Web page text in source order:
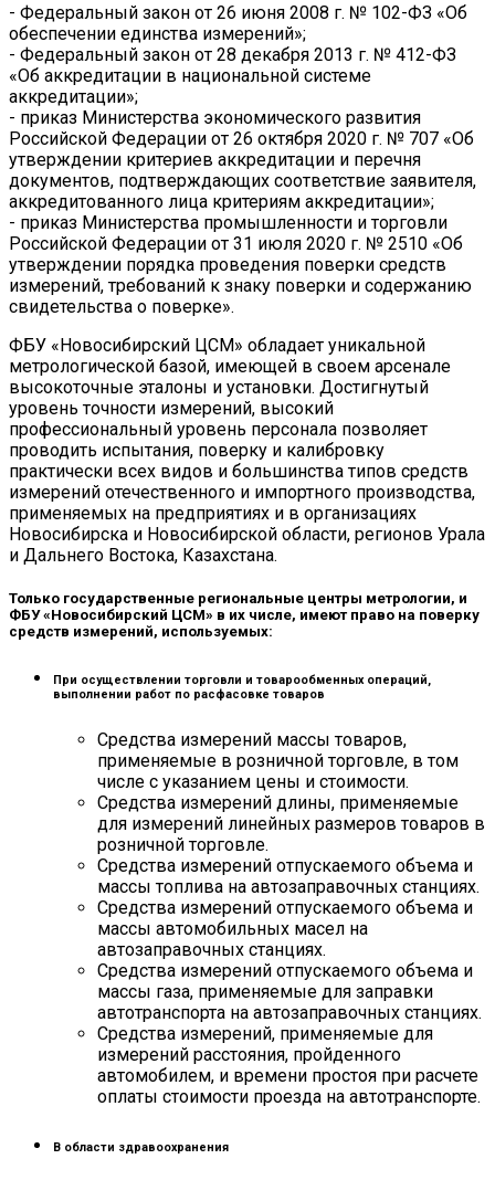
- Федеральный закон от 26 июня 2008 г. № 102-ФЗ «Об
обеспечении единства измерений»;
- Федеральный закон от 28 декабря 2013 г. № 412-ФЗ
«Об аккредитации в национальной системе
аккредитации»;
- приказ Министерства экономического развития
Российской Федерации от 26 октября 2020 г. № 707 «Об
утверждении критериев аккредитации и перечня
документов, подтверждающих соответствие заявителя,
аккредитованного лица критериям аккредитации»;
- приказ Министерства промышленности и торговли
Российской Федерации от 31 июля 2020 г. № 2510 «Об
утверждении порядка проведения поверки средств
измерений, требований к знаку поверки и содержанию
свидетельства о поверке».
ФБУ «Новосибирский ЦСМ» обладает уникальной
метрологической базой, имеющей в своем арсенале
высокоточные эталоны и установки. Достигнутый
уровень точности измерений, высокий
профессиональный уровень персонала позволяет
проводить испытания, поверку и калибровку
практически всех видов и большинства типов средств
измерений отечественного и импортного производства,
применяемых на предприятиях и в организациях
Новосибирска и Новосибирской области, регионов Урала
и Дальнего Востока, Казахстана.
Только государственные региональные центры метрологии, и
ФБУ «Новосибирский ЦСМ» в их числе, имеют право на поверку
средств измерений, используемых:
При осуществлении торговли и товарообменных операций,
выполнении работ по расфасовке товаров
Средства измерений массы товаров,
применяемые в розничной торговле, в том
числе с указанием цены и стоимости.
Средства измерений длины, применяемые
для измерений линейных размеров товаров в
розничной торговле.
Средства измерений отпускаемого объема и
массы топлива на автозаправочных станциях.
Средства измерений отпускаемого объема и
массы автомобильных масел на
автозаправочных станциях.
Средства измерений отпускаемого объема и
массы газа, применяемые для заправки
автотранспорта на автозаправочных станциях.
Средства измерений, применяемые для
измерений расстояния, пройденного
автомобилем, и времени простоя при расчете
оплаты стоимости проезда на автотранспорте.
В области здравоохранения